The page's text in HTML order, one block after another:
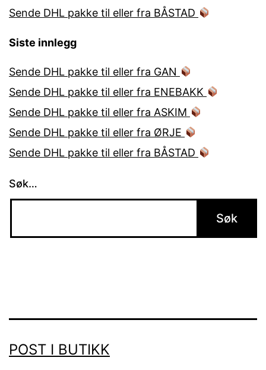
Sende DHL pakke til eller fra BÅSTAD
Siste innlegg
Sende DHL pakke til eller fra GAN
Sende DHL pakke til eller fra ENEBAKK
Sende DHL pakke til eller fra ASKIM
Sende DHL pakke til eller fra ØRJE
Sende DHL pakke til eller fra BÅSTAD
Søk…
POST I BUTIKK